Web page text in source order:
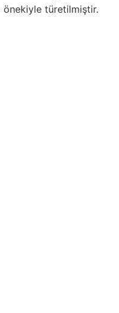
önekiyle türetilmiştir.